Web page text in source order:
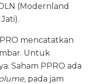
(Modernland
mencatatkan
Untuk
Saham PPRO ada
pada jam